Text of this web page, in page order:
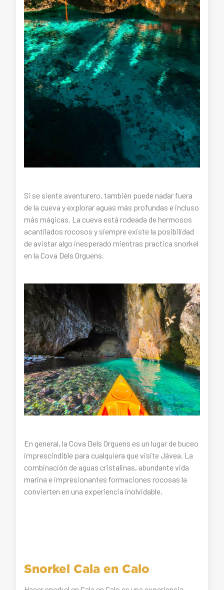
Si se siente aventurero, también puede nadar fuera
de la cueva y explorar aguas más profundas e incluso
más mágicas. La cueva está rodeada de hermosos
acantilados rocosos y siempre existe la posibilidad
de avistar algo inesperado mientras practica snorkel
en la Cova Dels Orguens.
En general, la Cova Dels Orguens es un lugar de buceo
imprescindible para cualquiera que visite Jávea. La
combinación de aguas cristalinas, abundante vida
marina e impresionantes formaciones rocosas la
convierten en una experiencia inolvidable.
Snorkel Cala en Calo